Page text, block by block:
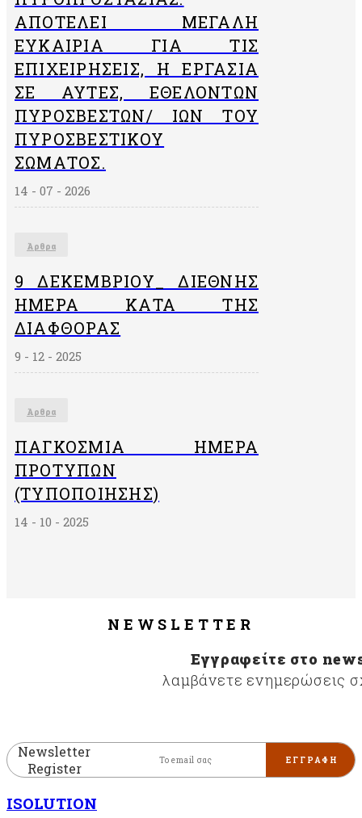
ΑΠΟΤΕΛΕΊ ΜΕΓΆΛΗ
ΕΥΚΑΙΡΊΑ ΓΙΑ ΤΙΣ
ΕΠΙΧΕΙΡΉΣΕΙΣ, Η ΕΡΓΑΣΊΑ
ΣΕ ΑΥΤΈΣ, ΕΘΕΛΟΝΤΏΝ
ΠΥΡΟΣΒΕΣΤΏΝ/ ΙΏΝ ΤΟΥ
ΠΥΡΟΣΒΕΣΤΙΚΟΎ
ΣΏΜΑΤΟΣ.
14 - 07 - 2026
Άρθρα
9 ΔΕΚΕΜΒΡΙΟΥ_ ΔΙΕΘΝΗΣ
ΗΜΕΡΑ ΚΑΤΑ ΤΗΣ
ΔΙΑΦΘΟΡΑΣ
9 - 12 - 2025
Άρθρα
ΠΑΓΚΌΣΜΙΑ ΗΜΈΡΑ
ΠΡΟΤΎΠΩΝ
(ΤΥΠΟΠΟΊΗΣΗΣ)
14 - 10 - 2025
NEWSLETTER
Εγγραφείτε στο
λαμβάνετε ενημερώσεις
Newsletter
Register
ISOLUTION